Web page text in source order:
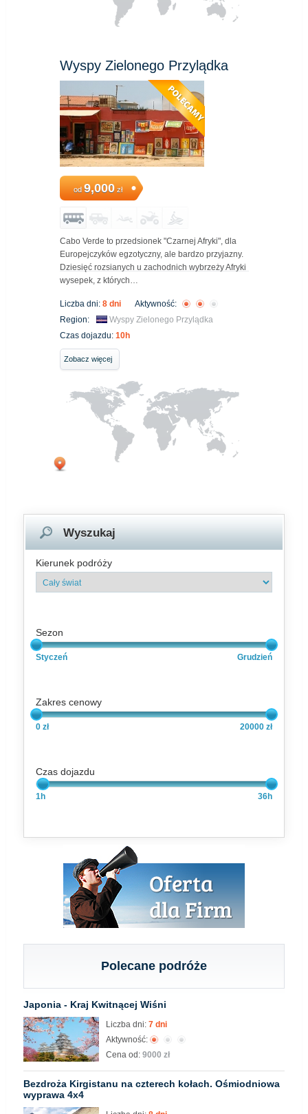
Wyspy Zielonego Przylądka
od 9,000zł
Cabo Verde to przedsionek "Czarnej Afryki", dla
Europejczyków egzotyczny, ale bardzo przyjazny.
Dziesięć rozsianych u zachodnich wybrzeży Afryki
wysepek, z których…
Liczba dni: 8 dni
Aktywność:
Region:
Wyspy Zielonego Przylądka
Czas dojazdu: 10h
Zobacz więcej
Wyszukaj
Kierunek podróży
Sezon
Styczeń Grudzień
Zakres cenowy
0 zł 20000 zł
Czas dojazdu
1h 36h
Polecane podróże
Japonia - Kraj Kwitnącej Wiśni
Liczba dni: 7 dni
Aktywność:
Cena od: 9000 zł
Bezdroża Kirgistanu na czterech kołach. Ośmiodniowa
wyprawa 4x4